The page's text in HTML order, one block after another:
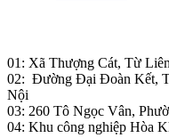
01: Xã Thượng Cát, Từ
02: Đường Đại Đoàn Kết,
Nội
03: 260 Tô Ngọc Vân,
04: Khu công nghiệp Hòa